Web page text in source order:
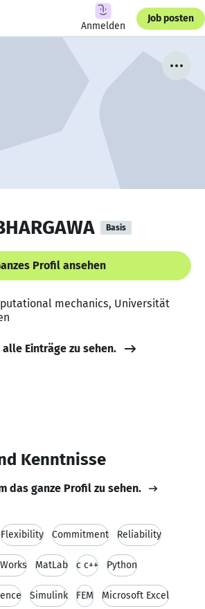
Anmelden
Job posten
Basis
Profil ansehen
mechanics, Universität
alle Einträge zu sehen.
Kenntnisse
das ganze Profil zu sehen.
Flexibility Commitment Reliability
MatLab c c++ Python
Simulink FEM Microsoft Excel